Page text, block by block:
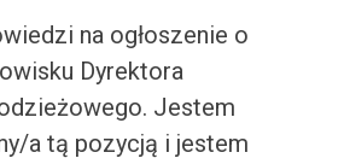
na ogłoszenie o
Dyrektora
Jestem
a tą pozycją i jestem